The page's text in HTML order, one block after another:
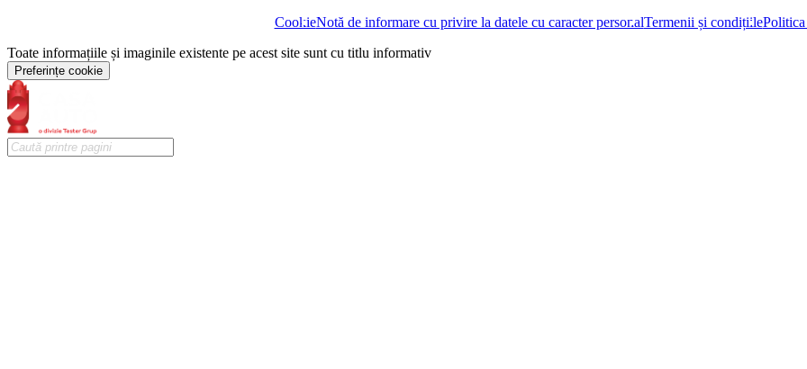
• Suporturi Isofix pentru scaunul pentru copii pe bancheta din
• Sistem de asistență la condus: Reglarea fazei lungi (Light
Assist)
CookieNotă de informare cu privire la datele cu caracter personalTermenii și condițiile
Toate informațiile și imaginile existente pe acest site sunt cu titlu informativ
Preferințe cookie